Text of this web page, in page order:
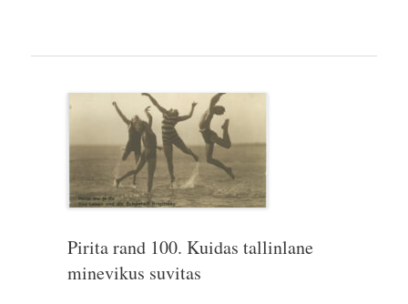
Pirita rand 100. Kuidas tallinlane
minevikus suvitas